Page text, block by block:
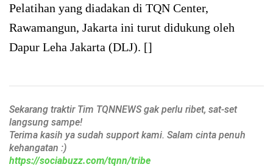
Pelatihan yang diadakan di TQN Center,
Rawamangun, Jakarta ini turut didukung oleh
Dapur Leha Jakarta (DLJ). []
Sekarang traktir Tim TQNNEWS gak perlu ribet, sat-set
langsung sampe!
Terima kasih ya sudah support kami. Salam cinta penuh
kehangatan :)
https://sociabuzz.com/tqnn/tribe